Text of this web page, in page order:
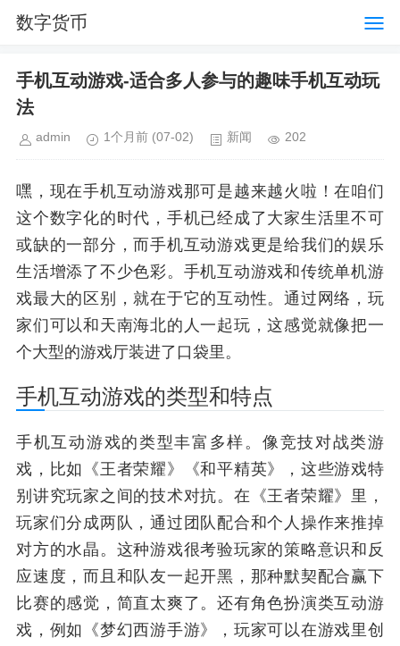
数字货币
手机互动游戏-适合多人参与的趣味手机互动玩
法
admin 1个月前 (07-02) 新闻 202
嘿，现在手机互动游戏那可是越来越火啦！在咱们
这个数字化的时代，手机已经成了大家生活里不可
或缺的一部分，而手机互动游戏更是给我们的娱乐
生活增添了不少色彩。手机互动游戏和传统单机游
戏最大的区别，就在于它的互动性。通过网络，玩
家们可以和天南海北的人一起玩，这感觉就像把一
个大型的游戏厅装进了口袋里。
手机互动游戏的类型和特点
手机互动游戏的类型丰富多样。像竞技对战类游
戏，比如《王者荣耀》《和平精英》，这些游戏特
别讲究玩家之间的技术对抗。在《王者荣耀》里，
玩家们分成两队，通过团队配合和个人操作来推掉
对方的水晶。这种游戏很考验玩家的策略意识和反
应速度，而且和队友一起开黑，那种默契配合赢下
比赛的感觉，简直太爽了。还有角色扮演类互动游
戏，例如《梦幻西游手游》，玩家可以在游戏里创